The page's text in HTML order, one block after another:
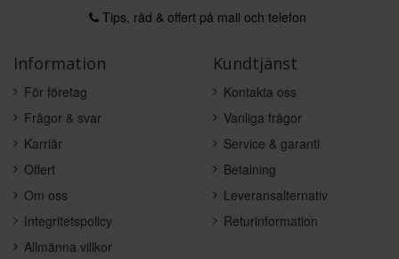
Tips, råd & offert på mail och telefon
Information
För företag
Frågor & svar
Karriär
Offert
Om oss
Integritetspolicy
Allmänna villkor
Kundtjänst
Kontakta oss
Vanliga frågor
Service & garanti
Betalning
Leveransalternativ
Returinformation